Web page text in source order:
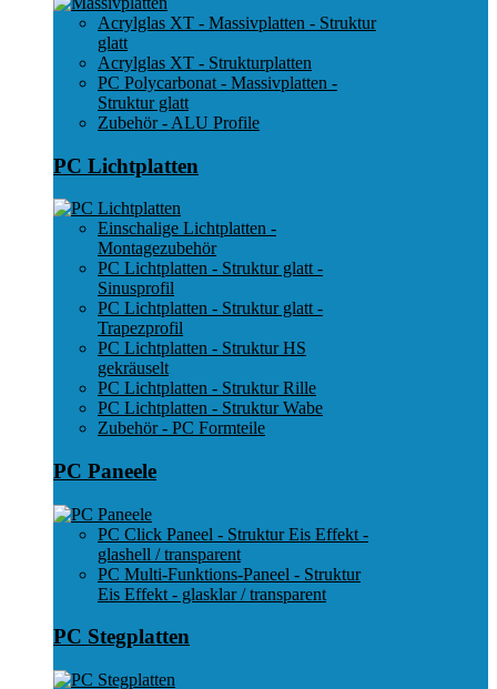
Acrylglas XT - Massivplatten - Struktur
glatt
Acrylglas XT - Strukturplatten
PC Polycarbonat - Massivplatten -
Struktur glatt
Zubehör - ALU Profile
PC Lichtplatten
Einschalige Lichtplatten -
Montagezubehör
PC Lichtplatten - Struktur glatt -
Sinusprofil
PC Lichtplatten - Struktur glatt -
Trapezprofil
PC Lichtplatten - Struktur HS
gekräuselt
PC Lichtplatten - Struktur Rille
PC Lichtplatten - Struktur Wabe
Zubehör - PC Formteile
PC Paneele
PC Click Paneel - Struktur Eis Effekt -
glashell / transparent
PC Multi-Funktions-Paneel - Struktur
Eis Effekt - glasklar / transparent
PC Stegplatten